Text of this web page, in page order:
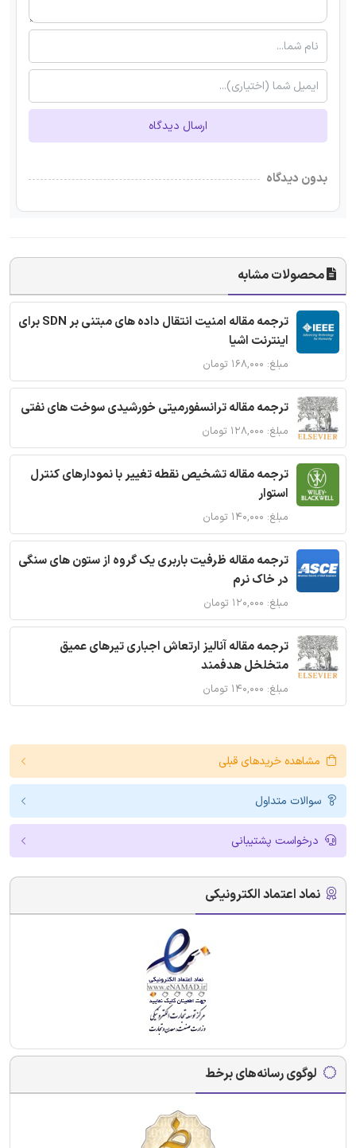
ارسال دیدگاه
بدون دیدگاه
محصولات مشابه
ترجمه مقاله امنیت انتقال داده های مبتنی بر SDN برای
اینترنت اشیا
مبلغ: ۱۶۸,۰۰۰ تومان
ترجمه مقاله ترانسفورمیتی خورشیدی سوخت های نفتی
مبلغ: ۱۲۸,۰۰۰ تومان
ترجمه مقاله تشخیص نقطه تغییر با نمودارهای کنترل
استوار
مبلغ: ۱۴۰,۰۰۰ تومان
ترجمه مقاله ظرفیت باربری یک گروه از ستون های سنگی
در خاک نرم
مبلغ: ۱۲۰,۰۰۰ تومان
ترجمه مقاله آنالیز ارتعاش اجباری تیرهای عمیق
متخلخل هدفمند
مبلغ: ۱۴۰,۰۰۰ تومان
مشاهده خریدهای قبلی
سوالات متداول
درخواست پشتیبانی
نماد اعتماد الکترونیکی
لوگوی رسانه‌های برخط